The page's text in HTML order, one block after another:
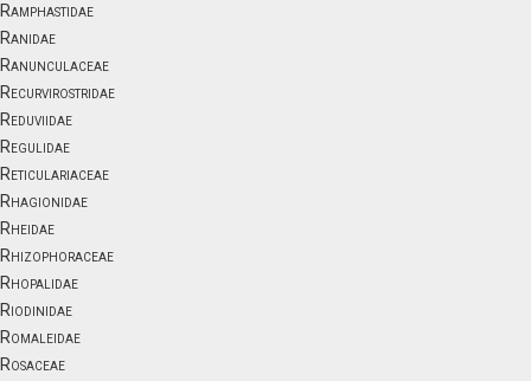
Ramphastidae
Ranidae
Ranunculaceae
Recurvirostridae
Reduviidae
Regulidae
Reticulariaceae
Rhagionidae
Rheidae
Rhizophoraceae
Rhopalidae
Riodinidae
Romaleidae
Rosaceae